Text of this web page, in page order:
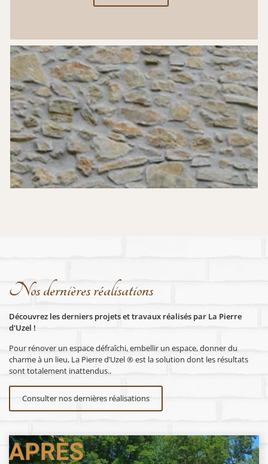
Nos dernières réalisations
Découvrez les derniers projets et travaux réalisés par La Pierre
d'Uzel !
Pour rénover un espace défraîchi, embellir un espace, donner du
charme à un lieu, La Pierre d’Uzel ® est la solution dont les résultats
sont totalement inattendus..
Consulter nos dernières réalisations